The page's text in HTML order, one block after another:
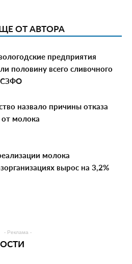
ОТ АВТОРА
предприятия
половину всего сливочного
СЗФО
назвало причины отказа
от молока
молока
вырос на 3,2%
- Реклама -